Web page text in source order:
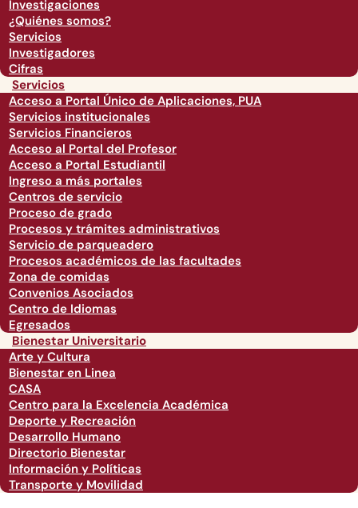
Investigaciones
¿Quiénes somos?
Servicios
Investigadores
Cifras
Servicios
Acceso a Portal Único de Aplicaciones, PUA
Servicios institucionales
Servicios Financieros
Acceso al Portal del Profesor
Acceso a Portal Estudiantil
Ingreso a más portales
Centros de servicio
Proceso de grado
Procesos y trámites administrativos
Servicio de parqueadero
Procesos académicos de las facultades
Zona de comidas
Convenios Asociados
Centro de Idiomas
Egresados
Bienestar Universitario
Arte y Cultura
Bienestar en Linea
CASA
Centro para la Excelencia Académica
Deporte y Recreación
Desarrollo Humano
Directorio Bienestar
Información y Políticas
Transporte y Movilidad